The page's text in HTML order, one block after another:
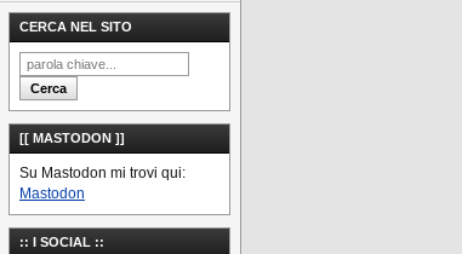
CERCA NEL SITO
[[ MASTODON ]]
Su Mastodon mi trovi qui:
Mastodon
:: I SOCIAL ::